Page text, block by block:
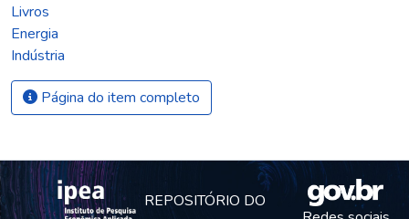
Livros
Energia
Indústria
Página do item completo
REPOSITÓRIO DO